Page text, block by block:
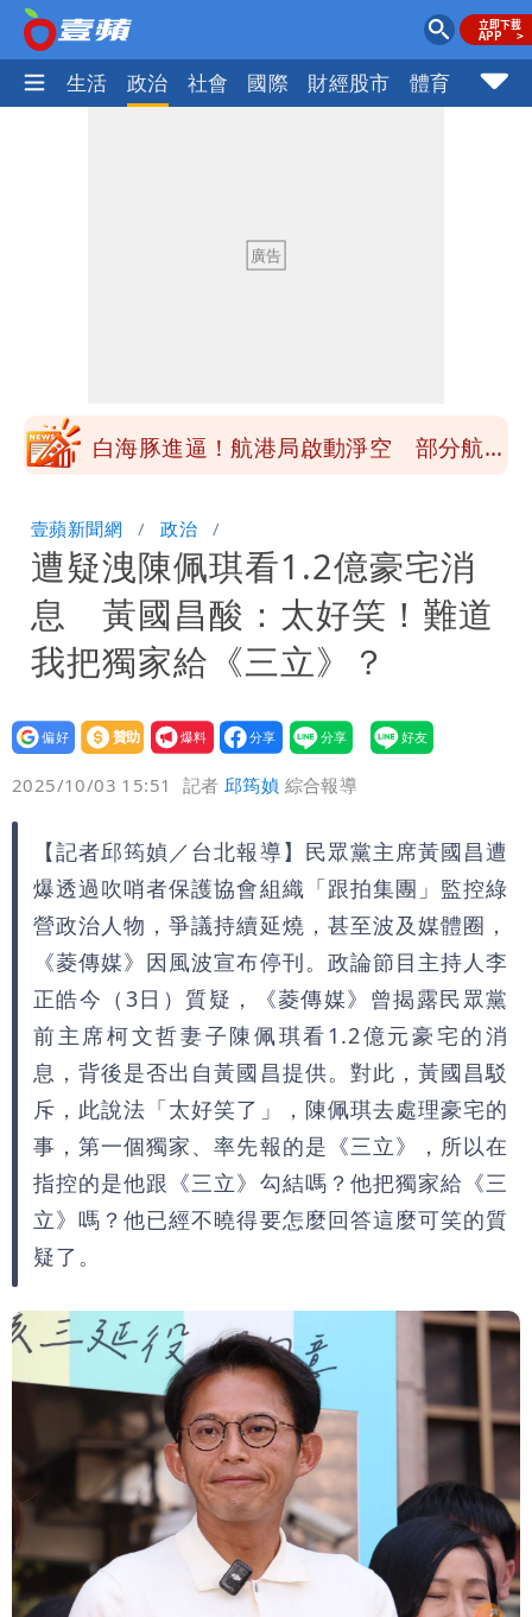
尚 生活 政治 社會 國際 財經股市 體育 壹蘋
起訴
白海豚進逼！航港局啟動淨空 部分航班
北部
白海豚暴風侵襲率曝光！北北基破4成
馬祖60％最高
「台股今年不只5萬點！」財經網美曝原
因
遲到1分鐘「被迫請假1小時」 律師：
已觸法！
白海豚進逼！北市再放颱風整備假？蔣萬
安這樣說
華語天王遭亂爆私生子 周杰倫無辜捲
入！杰威爾發聲怒斥
展場上演持槍押人！模特經紀人＋員工遭
起訴
壹蘋新聞網 政治
遭疑洩陳佩琪看1.2億豪宅消
息 黃國昌酸：太好笑！難道
我把獨家給《三立》？
設為
贊助
我要
爆料
分享
2025/10/03 15:51 記者邱筠媜 綜合報導
【記者邱筠媜／台北報導】民眾黨主席黃國昌遭
爆透過吹哨者保護協會組織「跟拍集團」監控綠
營政治人物，爭議持續延燒，甚至波及媒體圈，
《菱傳媒》因風波宣布停刊。政論節目主持人李
正皓今（3日）質疑，《菱傳媒》曾揭露民眾黨
前主席柯文哲妻子陳佩琪看1.2億元豪宅的消
息，背後是否出自黃國昌提供。對此，黃國昌駁
斥，此說法「太好笑了」，陳佩琪去處理豪宅的
事，第一個獨家、率先報的是《三立》，所以在
指控的是他跟《三立》勾結嗎？他把獨家給《三
立》嗎？他已經不曉得要怎麼回答這麼可笑的質
疑了。